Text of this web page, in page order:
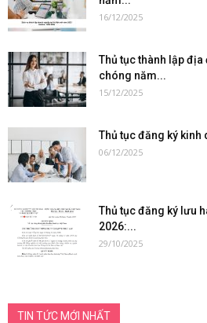
16/12/2025
Thủ tục thành lập
chóng năm...
15/12/2025
Thủ tục đăng ký kinh
06/12/2025
Thủ tục đăng ký lưu
2026:...
29/10/2025
TIN TỨC MỚI NHẤT